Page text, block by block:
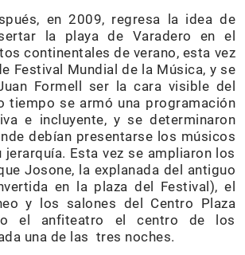
en 2009, regresa la idea de
la playa de Varadero en el
continentales de verano, esta vez
Festival Mundial de la Música, y se
Formell ser la cara visible del
tiempo se armó una programación
e incluyente, y se determinaron
debían presentarse los músicos
jerarquía. Esta vez se ampliaron los
Josone, la explanada del antiguo
en la plaza del Festival), el
y los salones del Centro Plaza
el anfiteatro el centro de los
una de las tres noches.